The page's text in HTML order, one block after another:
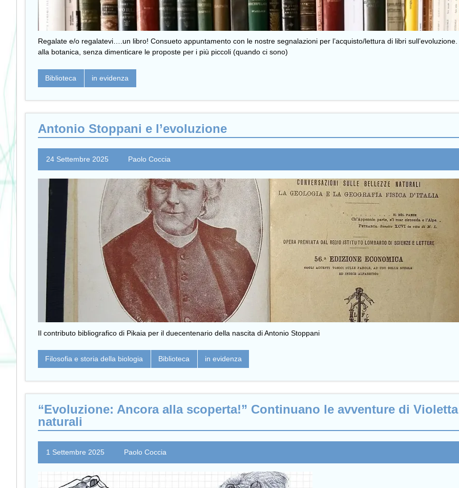
Regalate e/o regalatevi….un libro! Consueto appuntamento con le nostre segnalazioni per l’acquisto/lettura di libri
alla botanica, senza dimenticare le proposte per i più piccoli (quando ci sono)
Biblioteca in evidenza
Antonio Stoppani e l’evoluzione
24 Settembre 2025 Paolo Coccia
Il contributo bibliografico di Pikaia per il duecentenario della nascita di Antonio Stoppani
Filosofia e storia della biologia Biblioteca in evidenza
“Evoluzione: Ancora alla scoperta!” Continuano le avventure di
naturali
1 Settembre 2025 Paolo Coccia